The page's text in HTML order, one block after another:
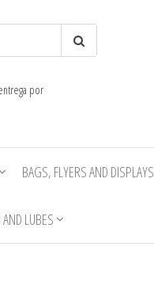
por
BAGS, FLYERS AND DISPLAYS
LUBES